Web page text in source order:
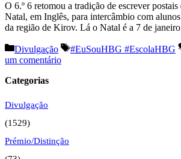
O 6.º 6 retomou a tradição de escrever postais
Natal, em Inglês, para intercâmbio com
da região de Kirov. Lá o Natal é a 7 de
Categorias
Divulgação Etiquetas
#EuSouHBG #EscolaHBG
um comentário
Categorias
Divulgação
(1529)
Prémio/Distinção